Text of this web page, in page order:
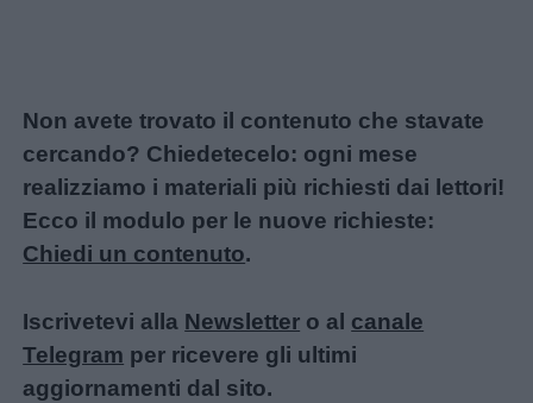
Auguri
Non avete trovato il contenuto che stavate
cercando? Chiedetecelo: ogni mese
realizziamo i materiali più richiesti dai lettori!
Ecco il modulo per le nuove richieste:
Chiedi un contenuto.
Iscrivetevi alla Newsletter o al canale
Telegram per ricevere gli ultimi
aggiornamenti dal sito.